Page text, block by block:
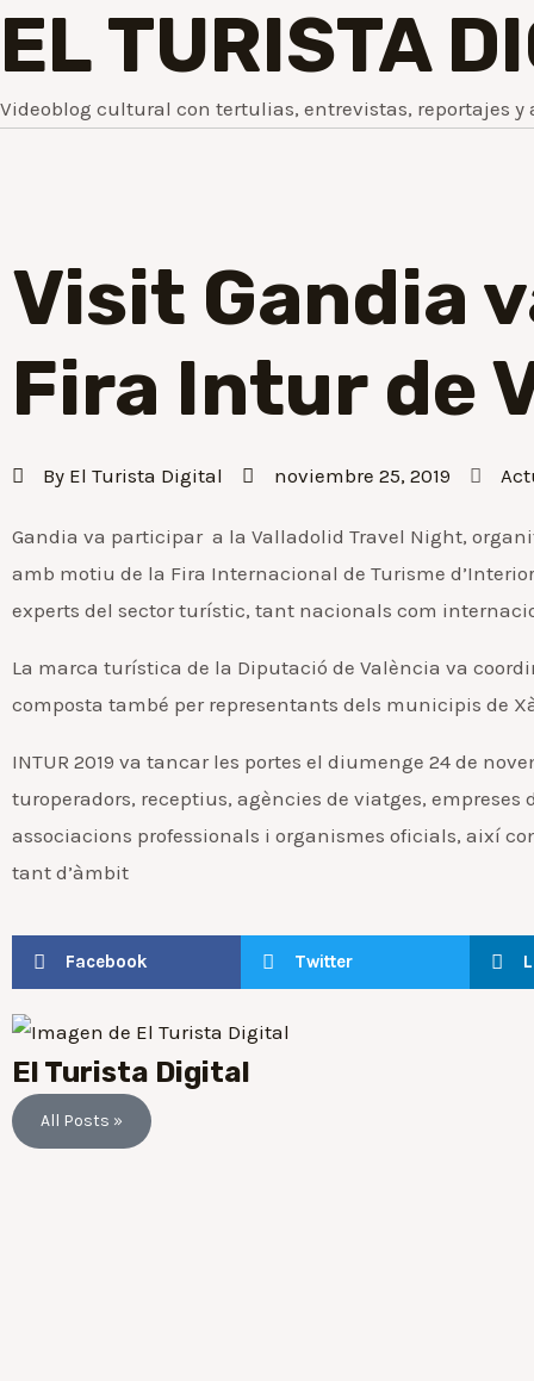
EL TURISTA
Videoblog cultural con tertulias, entrevistas, reportajes y
Visit Gandia
Fira Intur de
By El Turista Digital noviembre 25, 2019
Gandia va participar a la Valladolid Travel Night,
amb motiu de la Fira Internacional de Turisme
experts del sector turístic, tant nacionals com
La marca turística de la Diputació de València va
composta també per representants dels municipis de
INTUR 2019 va tancar les portes el diumenge 24 de
turoperadors, receptius, agències de viatges,
associacions professionals i organismes oficials, així
tant d’àmbit
Facebook Twitter
El Turista Digital
All Posts »